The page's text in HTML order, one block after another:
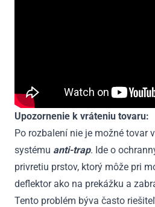
Upozornenie k vráteniu tovaru:
Po rozbalení nie je možné tovar
systému anti-trap. Ide o
privretiu prstov, ktorý môže pri
deflektor ako na prekážku a
Tento problém býva často